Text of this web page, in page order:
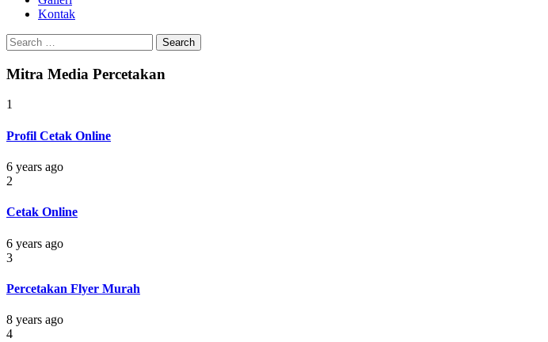
Kontak
Search
for:
Mitra Media Percetakan
1
Profil Cetak Online
6 years ago
2
Cetak Online
6 years ago
3
Percetakan Flyer Murah
8 years ago
4